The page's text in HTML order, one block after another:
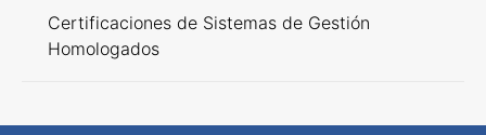
Certificaciones de Sistemas de Gestión
Homologados